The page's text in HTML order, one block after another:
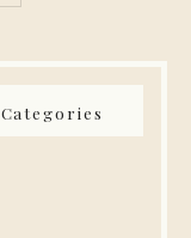
Categories